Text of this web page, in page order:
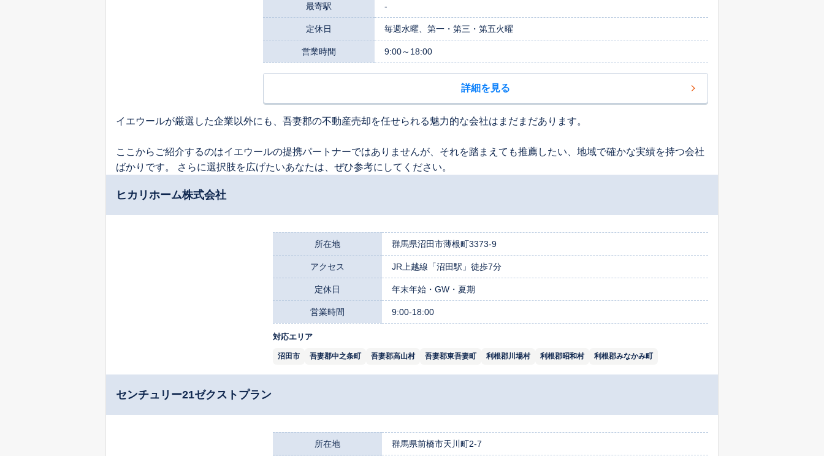
最寄駅 -
定休日 毎週水曜、第一・第三・第五火曜
営業時間 9:00～18:00
詳細を見る
イエウールが厳選した企業以外にも、吾妻郡の不動産売却を任せられる魅力的な会社はまだまだあります。
ここからご紹介するのはイエウールの提携パートナーではありませんが、それを踏まえても推薦したい、地域で確かな実績を持つ会社
ばかりです。 さらに選択肢を広げたいあなたは、ぜひ参考にしてください。
ヒカリホーム株式会社
所在地 群馬県沼田市薄根町3373-9
アクセス JR上越線「沼田駅」徒歩7分
定休日 年末年始・GW・夏期
営業時間 9:00-18:00
対応エリア
沼田市 吾妻郡中之条町 吾妻郡高山村 吾妻郡東吾妻町 利根郡川場村 利根郡昭和村 利根郡みなかみ町
センチュリー21ゼクストプラン
所在地 群馬県前橋市天川町2-7